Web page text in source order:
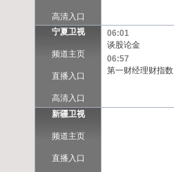
高清入口
宁夏卫视
频道主页
直播入口
高清入口
06:01
谈股论金
06:57
第一财经理财指数
新疆卫视
频道主页
直播入口